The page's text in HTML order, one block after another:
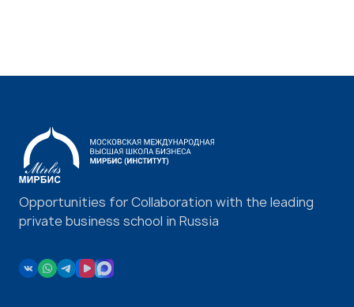
Opportunities for Collaboration with the leading
private business school in Russia